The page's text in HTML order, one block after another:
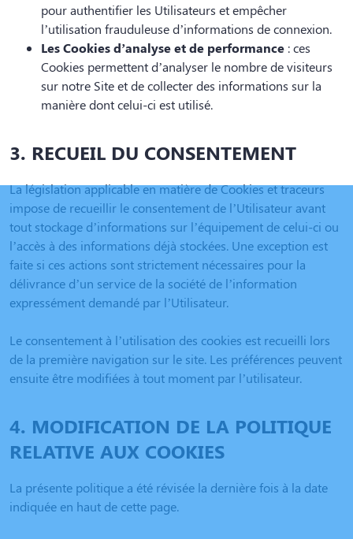
pour authentifier les Utilisateurs et empêcher
l’utilisation frauduleuse d’informations de connexion.
Les Cookies d’analyse et de performance : ces
Cookies permettent d’analyser le nombre de visiteurs
sur notre Site et de collecter des informations sur la
manière dont celui-ci est utilisé.
3. RECUEIL DU CONSENTEMENT
La législation applicable en matière de Cookies et traceurs
impose de recueillir le consentement de l’Utilisateur avant
tout stockage d’informations sur l’équipement de celui-ci ou
l’accès à des informations déjà stockées. Une exception est
faite si ces actions sont strictement nécessaires pour la
délivrance d’un service de la société de l’information
expressément demandé par l’Utilisateur.
Le consentement à l’utilisation des cookies est recueilli lors
de la première navigation sur le site. Les préférences peuvent
ensuite être modifiées à tout moment par l’utilisateur.
4. MODIFICATION DE LA POLITIQUE
RELATIVE AUX COOKIES
La présente politique a été révisée la dernière fois à la date
indiquée en haut de cette page.